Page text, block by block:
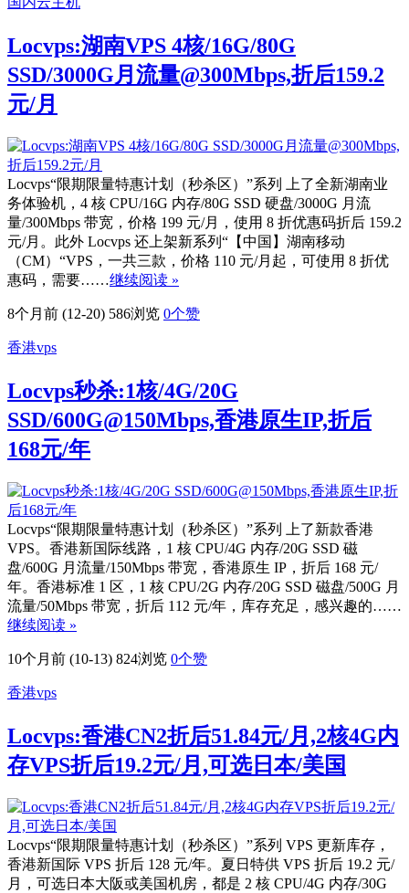
Locvps:湖南VPS 4核/16G/80G
SSD/3000G月流量@300Mbps,折后159.2
元/月
Locvps“限期限量特惠计划（秒杀区）”系列 上了全新湖南业
务体验机，4 核 CPU/16G 内存/80G SSD 硬盘/3000G 月流
量/300Mbps 带宽，价格 199 元/月，使用 8 折优惠码折后 159.2
元/月。此外 Locvps 还上架新系列“【中国】湖南移动
（CM）“VPS，一共三款，价格 110 元/月起，可使用 8 折优
惠码，需要……继续阅读 »
8个月前 (12-20) 586浏览 0个赞
香港vps
Locvps秒杀:1核/4G/20G
SSD/600G@150Mbps,香港原生IP,折后
168元/年
Locvps“限期限量特惠计划（秒杀区）”系列 上了新款香港
VPS。香港新国际线路，1 核 CPU/4G 内存/20G SSD 磁
盘/600G 月流量/150Mbps 带宽，香港原生 IP，折后 168 元/
年。香港标准 1 区，1 核 CPU/2G 内存/20G SSD 磁盘/500G 月
流量/50Mbps 带宽，折后 112 元/年，库存充足，感兴趣的……
继续阅读 »
10个月前 (10-13) 824浏览 0个赞
香港vps
Locvps:香港CN2折后51.84元/月,2核4G内
存VPS折后19.2元/月,可选日本/美国
Locvps“限期限量特惠计划（秒杀区）”系列 VPS 更新库存，
香港新国际 VPS 折后 128 元/年。夏日特供 VPS 折后 19.2 元/
月，可选日本大阪或美国机房，都是 2 核 CPU/4G 内存/30G